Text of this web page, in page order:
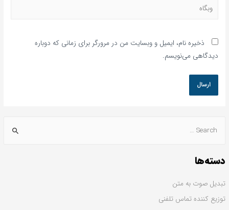
دسته‌ها
تبدیل صوت به متن
توزیع کننده تماس تلفنی
ذخیره نام، ایمیل و وبسایت من در مرورگر برای زمانی که دوباره
دیدگاهی می‌نویسم.